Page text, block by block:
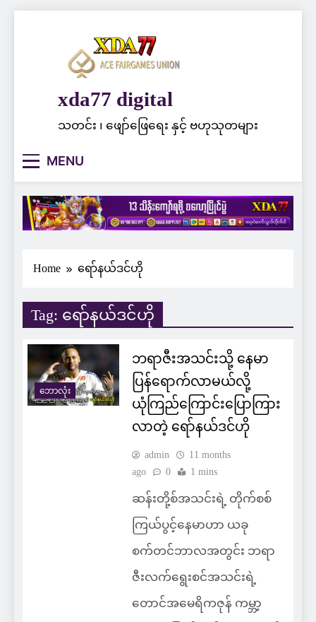
xda77 digital
သတင်း ၊ ဖျော်ဖြေရေး နှင့် ဗဟုသုတများ
MENU
Home ရော်နယ်ဒင်ဟို
Tag: ရော်နယ်ဒင်ဟို
ဘောလုံး
ဘရာဇီးအသင်းသို့ နေမာ
ပြန်ရောက်လာမယ်လို့
ယုံကြည်ကြောင်းပြောကြား
လာတဲ့ ရော်နယ်ဒင်ဟို
admin
11 months
ago
0 1 mins
ဆန်းတို့စ်အသင်းရဲ့ တိုက်စစ်
ကြယ်ပွင့်နေမာဟာ ယခု
စက်တင်ဘာလအတွင်း ဘရာ
ဇီးလက်ရွေးစင်အသင်းရဲ့
တောင်အမေရိကဇုန် ကမ္ဘာ့